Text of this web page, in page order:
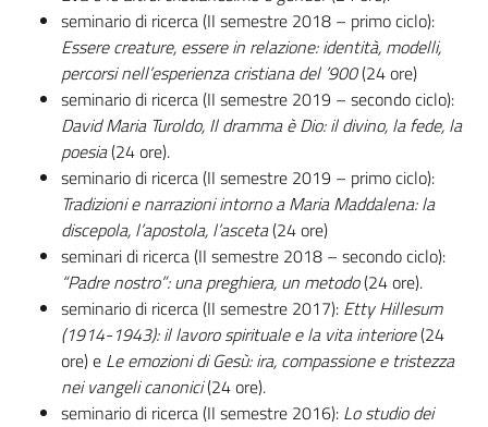
seminario di ricerca (II semestre 2018 – primo ciclo):
Essere creature, essere in relazione: identità, modelli,
percorsi nell’esperienza cristiana del ’900(24 ore)
seminario di ricerca (II semestre 2019 – secondo ciclo):
David Maria Turoldo, Il dramma è Dio: il divino, la fede, la
poesia(24 ore).
seminario di ricerca (II semestre 2019 – primo ciclo):
Tradizioni e narrazioni intorno a Maria Maddalena: la
discepola, l’apostola, l’asceta(24 ore)
seminari di ricerca (II semestre 2018 – secondo ciclo):
“Padre nostro”: una preghiera, un metodo(24 ore).
seminario di ricerca (II semestre 2017): Etty Hillesum
(1914-1943): il lavoro spirituale e la vita interiore(24
ore) e Le emozioni di Gesù: ira, compassione e tristezza
nei vangeli canonici(24 ore).
seminario di ricerca (II semestre 2016): Lo studio dei